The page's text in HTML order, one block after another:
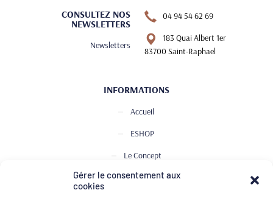
Gérer le consentement aux
cookies
CONSULTEZ NOS
NEWSLETTERS
Newsletters
04 94 54 62 69
183 Quai Albert 1er
83700 Saint-Raphael
INFORMATIONS
Accueil
ESHOP
Le Concept
Club de Dégustation